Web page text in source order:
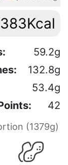
59.2g
132.8g
53.4g
42
(1379g)